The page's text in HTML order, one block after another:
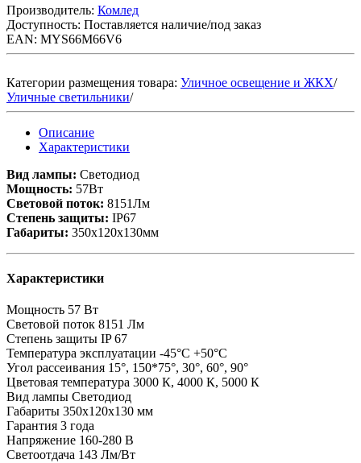
Производитель: Комлед
Доступность: Поставляется наличие/под заказ
EAN: MYS66M66V6
Категории размещения товара: Уличное освещение и ЖКХ/
Уличные светильники/
Описание
Характеристики
Вид лампы: Светодиод
Мощность: 57Вт
Световой поток: 8151Лм
Степень защиты: IP67
Габариты: 350х120х130мм
Характеристики
Мощность 57 Вт
Световой поток 8151 Лм
Степень защиты IP 67
Температура эксплуатации -45°C +50°C
Угол рассеивания 15°, 150*75°, 30°, 60°, 90°
Цветовая температура 3000 К, 4000 К, 5000 К
Вид лампы Светодиод
Габариты 350х120х130 мм
Гарантия 3 года
Напряжение 160-280 В
Светоотдача 143 Лм/Вт